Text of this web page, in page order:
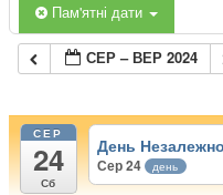
Пам'ятні дати
СЕР – ВЕР 2024
СЕР
24
Сб
День
Сер 24 день